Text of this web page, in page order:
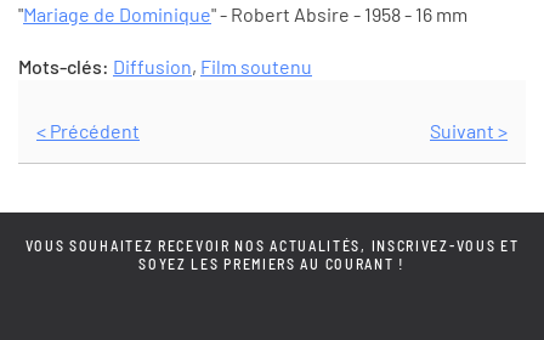
"Mariage de Dominique" - Robert Absire - 1958 - 16 mm
Mots-clés: Diffusion, Film soutenu
< Précédent Suivant >
VOUS SOUHAITEZ RECEVOIR NOS ACTUALITÉS, INSCRIVEZ-VOUS ET
SOYEZ LES PREMIERS AU COURANT !